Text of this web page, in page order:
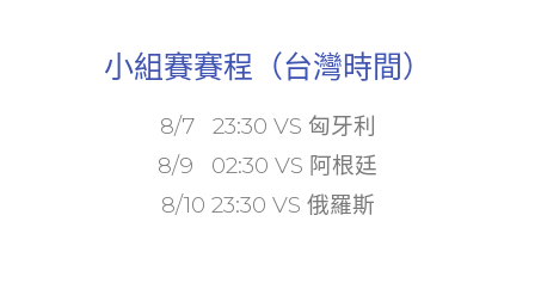
小組賽賽程（台灣時間）
8/7 23:30 VS 匈牙利
8/9 02:30 VS 阿根廷
8/10 23:30 VS 俄羅斯